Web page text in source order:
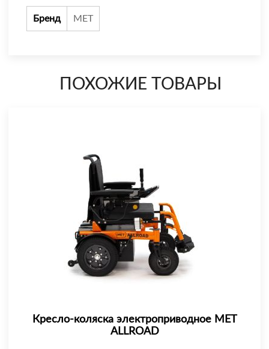
Бренд МЕТ
ПОХОЖИЕ ТОВАРЫ
Кресло-коляска электроприводное MET
ALLROAD